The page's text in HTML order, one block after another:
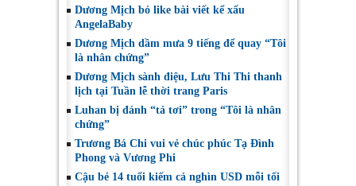
Dương Mịch bỏ like bài viết kể xấu
AngelaBaby
Dương Mịch dầm mưa 9 tiếng để quay “Tôi
là nhân chứng”
Dương Mịch sành điệu, Lưu Thi Thi thanh
lịch tại Tuần lễ thời trang Paris
Luhan bị đánh “tả tơi” trong “Tôi là nhân
chứng”
Trương Bá Chi vui vẻ chúc phúc Tạ Đình
Phong và Vương Phi
Cậu bé 14 tuổi kiếm cả nghìn USD mỗi tối